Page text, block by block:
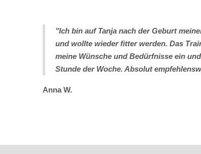
"Ich bin auf Tanja nach der Geburt
und wollte wieder fitter werden. Das
meine Wünsche und Bedürfnisse ein
Stunde der Woche. Absolut
Anna W.